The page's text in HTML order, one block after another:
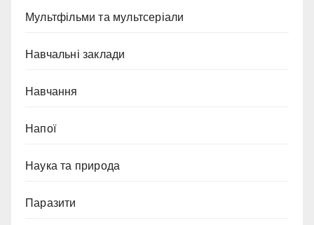
Мультфільми та мультсеріали
Навчальні заклади
Навчання
Напої
Наука та природа
Паразити